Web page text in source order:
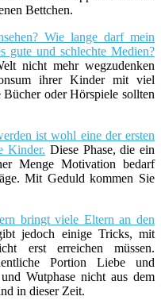
Bettchen.
Wie lange darf mein
gute und schlechte Medien?
nicht mehr wegzudenken
ihrer Kinder mit viel
oder Hörspiele sollten
ist wohl eine der ersten
Kinder. Diese Phase, die ein
Menge Motivation bedarf
Mit Geduld kommen Sie
bringt viele Eltern an den
jedoch einige Tricks, mit
erst erreichen müssen.
Portion Liebe und
Wutphase nicht aus dem
in dieser Zeit.